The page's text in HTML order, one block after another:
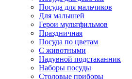
Посуда для мальчиков
Для малышей
Герои мультфильмов
Праздничная
Посуда по цветам
С животными
Надувной подстаканник
Наборы посуды
Столовые приборы